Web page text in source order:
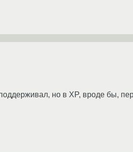
но в XP, вроде бы,